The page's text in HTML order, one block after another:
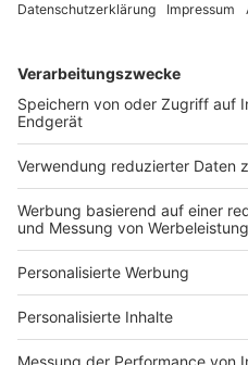
Services
Bauprojekt-Quiz
Häuser-Suche
Hausanbieter-Suche
Bauprojekt-Profil
Für Unternehmen
Ihre Baufirma auf bauen.de
Kostenloses Infogespräch